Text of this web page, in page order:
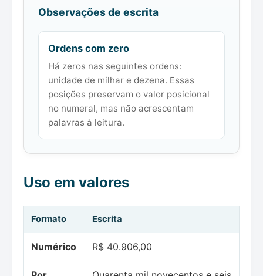
Observações de escrita
Ordens com zero
Há zeros nas seguintes ordens:
unidade de milhar e dezena. Essas
posições preservam o valor posicional
no numeral, mas não acrescentam
palavras à leitura.
Uso em valores
Formato Escrita
Numérico R$ 40.906,00